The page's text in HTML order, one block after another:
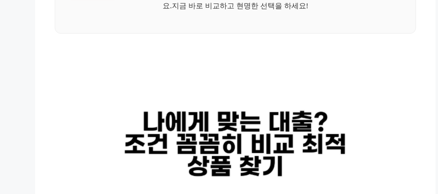
요.지금 바로 비교하고 현명한 선택을 하세요!